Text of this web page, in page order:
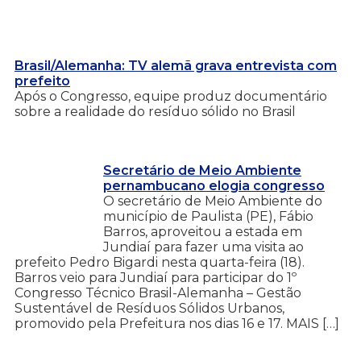
Brasil/Alemanha: TV alemã grava entrevista com
prefeito
Após o Congresso, equipe produz documentário
sobre a realidade do resíduo sólido no Brasil
Secretário de Meio Ambiente
pernambucano elogia congresso
O secretário de Meio Ambiente do
município de Paulista (PE), Fábio
Barros, aproveitou a estada em
Jundiaí para fazer uma visita ao
prefeito Pedro Bigardi nesta quarta-feira (18).
Barros veio para Jundiaí para participar do 1º
Congresso Técnico Brasil-Alemanha – Gestão
Sustentável de Resíduos Sólidos Urbanos,
promovido pela Prefeitura nos dias 16 e 17. MAIS […]